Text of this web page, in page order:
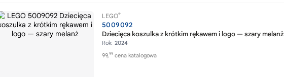
LEGO®
5009092
Dziecięca koszulka z krótkim rękawem i logo — szary melanż
Rok: 2024
99,99 cena katalogowa